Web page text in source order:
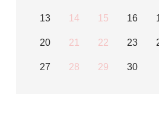
13 14 15 16
20 21 22 23
27 28 29 30